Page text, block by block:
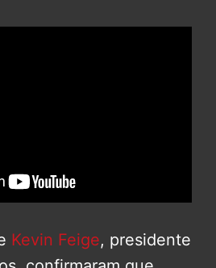
Kevin Feige, presidente